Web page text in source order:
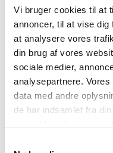
Vi bruger cookies til at
annoncer, til at vise
at analysere vores
din brug af vores
sociale medier,
analysepartnere.
data med andre
de har indsamlet fra